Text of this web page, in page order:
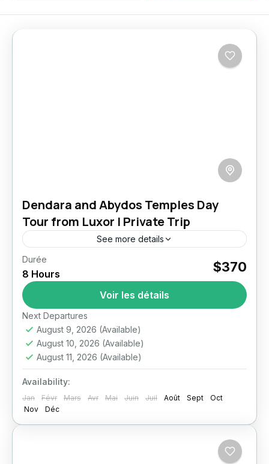
Dendara and Abydos Temples Day
Tour from Luxor | Private Trip
See more details
Dendara and Abydos
Dendara and Abydos Temples Day Tour from
Luxor Step beyond the most visited
monuments of Luxor and discover two of
Upper Egypt’s most extraordinary sacred...
Louxor
Durée
8 Hours $370
Voir les détails
Next Departures
August 9, 2026 (Available)
August 10, 2026 (Available)
August 11, 2026 (Available)
Availability:
Jan Févr Mars Avr Mai Juin Juil Août Sept
Oct
Nov
Déc